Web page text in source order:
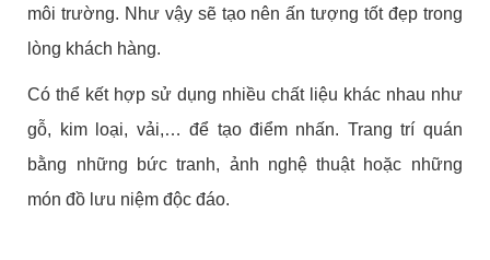
môi trường. Như vậy sẽ tạo nên ấn tượng tốt đẹp trong
lòng khách hàng.
Có thể kết hợp sử dụng nhiều chất liệu khác nhau như
gỗ, kim loại, vải,… để tạo điểm nhấn. Trang trí quán
bằng những bức tranh, ảnh nghệ thuật hoặc những
món đồ lưu niệm độc đáo.